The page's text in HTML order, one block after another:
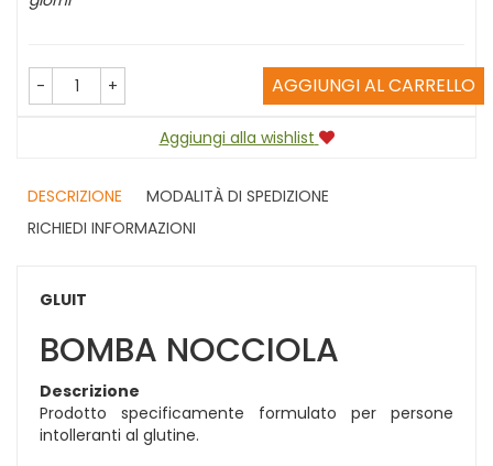
- + AGGIUNGI AL CARRELLO
Aggiungi alla wishlist
DESCRIZIONE
MODALITÀ DI SPEDIZIONE
RICHIEDI INFORMAZIONI
GLUIT
BOMBA NOCCIOLA
Descrizione
Prodotto specificamente formulato per persone
intolleranti al glutine.